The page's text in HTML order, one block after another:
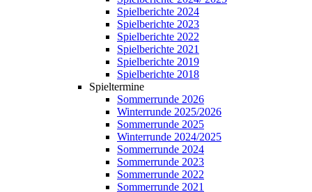
Spielberichte 2024
Spielberichte 2023
Spielberichte 2022
Spielberichte 2021
Spielberichte 2019
Spielberichte 2018
Spieltermine
Sommerrunde 2026
Winterrunde 2025/2026
Sommerrunde 2025
Winterrunde 2024/2025
Sommerrunde 2024
Sommerrunde 2023
Sommerrunde 2022
Sommerrunde 2021